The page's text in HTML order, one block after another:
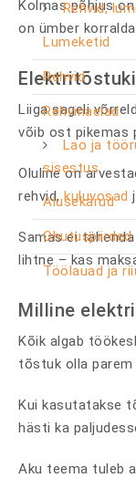
Rehvid,
Lumeketid
Rehvid
Rehvinaelad
Lao ja
sisestus
Alusekärud
Ohutuspiirded
Töölauad ja
Kolmas põhjus
on ümber
Liiga sageli
võib ost pikemas
Oluline on
rehvid,kuluvosad
Samas ei
lihtne – kas
Milline
Kõik algab
tõstuk olla parem
Kui kasutatakse
hästi ka
Aku teema tuleb